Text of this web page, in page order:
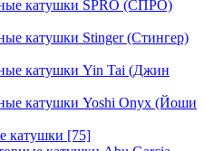
катушки SPRO (СПРО)
катушки Stinger (Стингер)
катушки Yin Tai (Джин
катушки Yoshi Onyx (Йоши
катушки [75]